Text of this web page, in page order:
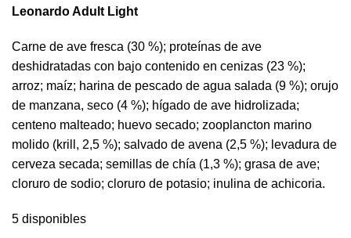
Leonardo Adult Light
Carne de ave fresca (30 %); proteínas de ave
deshidratadas con bajo contenido en cenizas (23 %);
arroz; maíz; harina de pescado de agua salada (9 %); orujo
de manzana, seco (4 %); hígado de ave hidrolizada;
centeno malteado; huevo secado; zooplancton marino
molido (krill, 2,5 %); salvado de avena (2,5 %); levadura de
cerveza secada; semillas de chía (1,3 %); grasa de ave;
cloruro de sodio; cloruro de potasio; inulina de achicoria.
5 disponibles